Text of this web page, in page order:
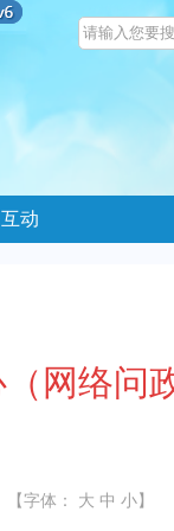
动
网络问
【字体： 大 中 小 】